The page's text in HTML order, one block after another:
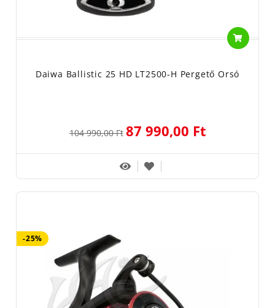
Daiwa Ballistic 25 HD LT2500-H Pergető Orsó
104 990,00 Ft 87 990,00 Ft
-25%